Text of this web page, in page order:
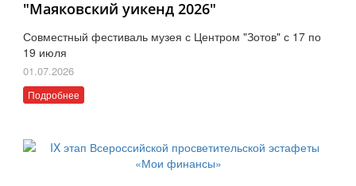
"Маяковский уикенд 2026"
Совместный фестиваль музея с Центром "Зотов" с 17 по
19 июля
01.07.2026
Подробнее